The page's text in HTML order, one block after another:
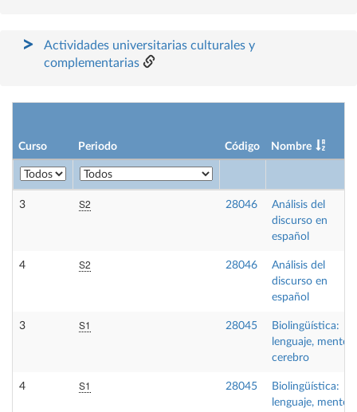
Actividades universitarias culturales y
complementarias
Curso Periodo Código Nombre
3 S2 28046
Análisis del
discurso en
español
4 S2 28046
Análisis del
discurso en
español
3 S1 28045
Biolingüística:
lenguaje, mente y
cerebro
4 S1 28045
Biolingüística:
lenguaje, mente y